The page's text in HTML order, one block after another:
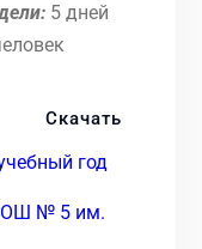
5 дней
Скачать
год
№ 5 им.